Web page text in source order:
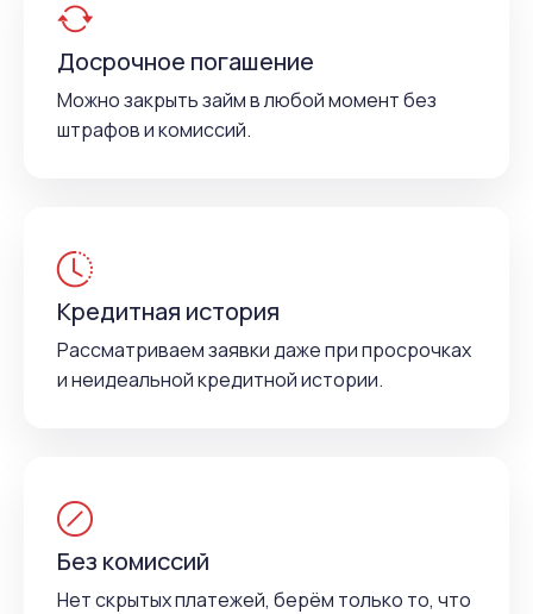
Досрочное погашение
Можно закрыть займ в любой момент без
штрафов и комиссий.
Кредитная история
Рассматриваем заявки даже при просрочках
и неидеальной кредитной истории.
Без комиссий
Нет скрытых платежей, берём только то, что